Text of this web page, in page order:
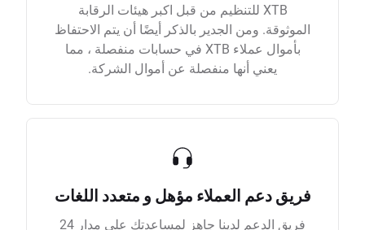
XTB للتنظيم من قبل اكبر هيئات الرقابة
الموثوقة. ومن الجدير بالذكر أيضًا أن يتم الاحتفاظ
بأموال عملاء XTB في حسابات منفصلة ، مما
يعني أنها منفصلة عن أموال الشركة.
فريق دعم العملاء مؤهل و متعدد اللغات
فريق الدعم لدينا جاهز لمساعدتك على مدار 24